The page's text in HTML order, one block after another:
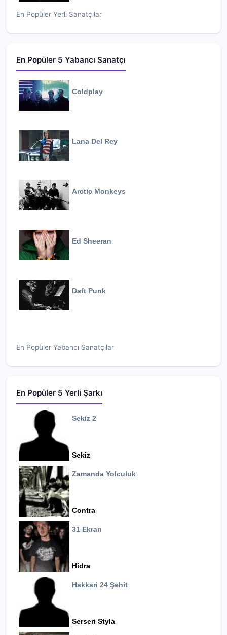
En Popüler Yerli Sanatçılar
En Popüler 5 Yabancı Sanatçı
Coldplay
Lana Del Rey
Arctic Monkeys
Ed Sheeran
Daft Punk
En Popüler Yabancı Sanatçılar
En Popüler 5 Yerli Şarkı
Sekiz 2
Sekiz
Zamanda Yolculuk
Contra
31 Ekran
Hidra
Hakkari 24 Şehit
Serseri Styla